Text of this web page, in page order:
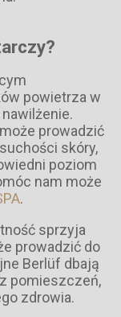
powietrza w
prowadzić
skóry,
poziom
nam może
.
sprzyja
prowadzić do
Berlüf dbają
pomieszczeń,
zdrowia.